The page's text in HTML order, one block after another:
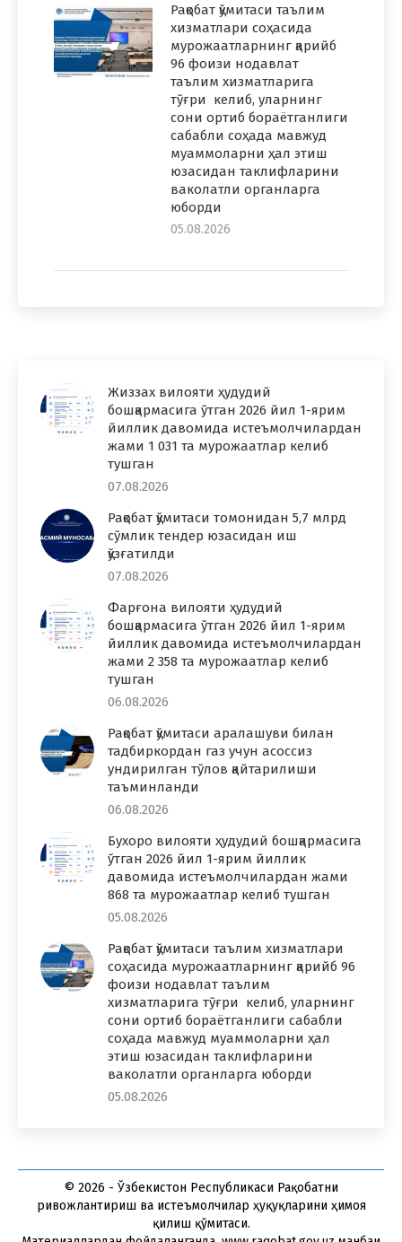
Рақобат қўмитаси таълим
хизматлари соҳасида
мурожаатларнинг қарийб
96 фоизи нодавлат
таълим хизматларига
тўғри келиб, уларнинг
сони ортиб бораётганлиги
сабабли соҳада мавжуд
муаммоларни ҳал этиш
юзасидан таклифларини
ваколатли органларга
юборди
05.08.2026
Жиззах вилояти ҳудудий
бошқармасига ўтган 2026 йил 1-ярим
йиллик давомида истеъмолчилардан
жами 1 031 та мурожаатлар келиб
тушган
07.08.2026
Рақобат қўмитаси томонидан 5,7 млрд
сўмлик тендер юзасидан иш
қўзғатилди
07.08.2026
Фарғона вилояти ҳудудий
бошқармасига ўтган 2026 йил 1-ярим
йиллик давомида истеъмолчилардан
жами 2 358 та мурожаатлар келиб
тушган
06.08.2026
Рақобат қўмитаси аралашуви билан
тадбиркордан газ учун асоссиз
ундирилган тўлов қайтарилиши
таъминланди
06.08.2026
Бухоро вилояти ҳудудий бошқармасига
ўтган 2026 йил 1-ярим йиллик
давомида истеъмолчилардан жами
868 та мурожаатлар келиб тушган
05.08.2026
Рақобат қўмитаси таълим хизматлари
соҳасида мурожаатларнинг қарийб 96
фоизи нодавлат таълим
хизматларига тўғри келиб, уларнинг
сони ортиб бораётганлиги сабабли
соҳада мавжуд муаммоларни ҳал
этиш юзасидан таклифларини
ваколатли органларга юборди
05.08.2026
© 2026 - Ўзбекистон Республикаси Рақобатни
ривожлантириш ва истеъмолчилар ҳуқуқларини ҳимоя
қилиш қўмитаси.